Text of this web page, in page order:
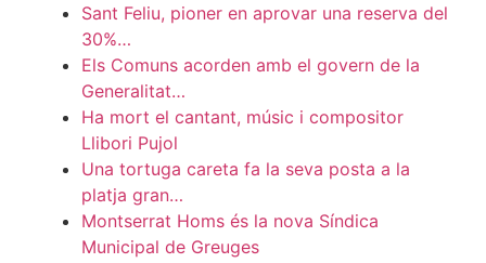
Sant Feliu, pioner en aprovar una reserva del
30%…
Els Comuns acorden amb el govern de la
Generalitat…
Ha mort el cantant, músic i compositor
Llibori Pujol
Una tortuga careta fa la seva posta a la
platja gran…
Montserrat Homs és la nova Síndica
Municipal de Greuges